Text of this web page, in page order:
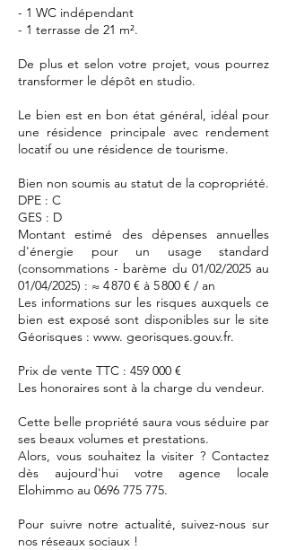
- 1 WC indépendant
- 1 terrasse de 21 m².
De plus et selon votre projet, vous pourrez
transformer le dépôt en studio.
Le bien est en bon état général, idéal pour
une résidence principale avec rendement
locatif ou une résidence de tourisme.
Bien non soumis au statut de la copropriété.
DPE : C
GES : D
Montant estimé des dépenses annuelles
d'énergie pour un usage standard
(consommations - barème du 01/02/2025 au
01/04/2025) : ≈ 4 870 € à 5 800 € / an
Les informations sur les risques auxquels ce
bien est exposé sont disponibles sur le site
Géorisques : www. georisques.gouv.fr.
Prix de vente TTC : 459 000 €
Les honoraires sont à la charge du vendeur.
Cette belle propriété saura vous séduire par
ses beaux volumes et prestations.
Alors, vous souhaitez la visiter ? Contactez
dès aujourd'hui votre agence locale
Elohimmo au 0696 775 775.
Pour suivre notre actualité, suivez-nous sur
nos réseaux sociaux !